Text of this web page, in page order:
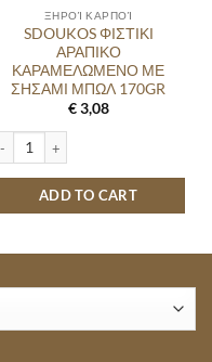
34GR quantity
ΞΗΡΟΊ ΚΑΡΠΟΊ
SDOUKOS ΦΙΣΤΙΚΙ
ΑΡΑΠΙΚΟ
ΚΑΡΑΜΕΛΩΜΕΝΟ ΜΕ
ΣΗΣΑΜΙ ΜΠΩΛ 170GR
€3,08
ΦΙΣΤΙΚΙ ΑΡΑΠΙΚΟ
ADD TO CART